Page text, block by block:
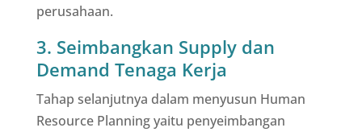
perusahaan.
3. Seimbangkan Supply dan
Demand Tenaga Kerja
Tahap selanjutnya dalam menyusun Human
Resource Planning yaitu penyeimbangan